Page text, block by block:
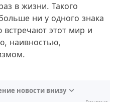
в жизни. Такого
ни у одного знака
этот мир и
наивностью,
новости внизу